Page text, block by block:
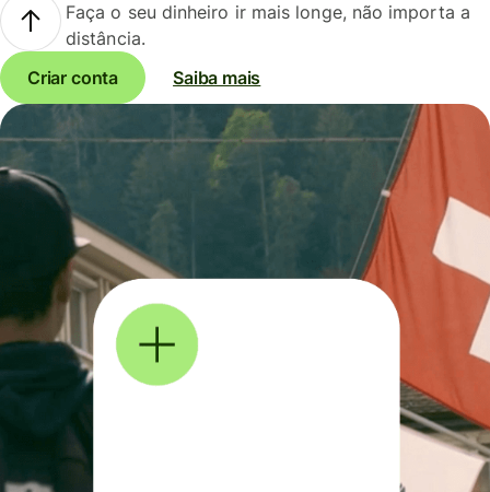
Faça o seu dinheiro ir mais longe, não importa a
distância.
Criar conta
Saiba mais